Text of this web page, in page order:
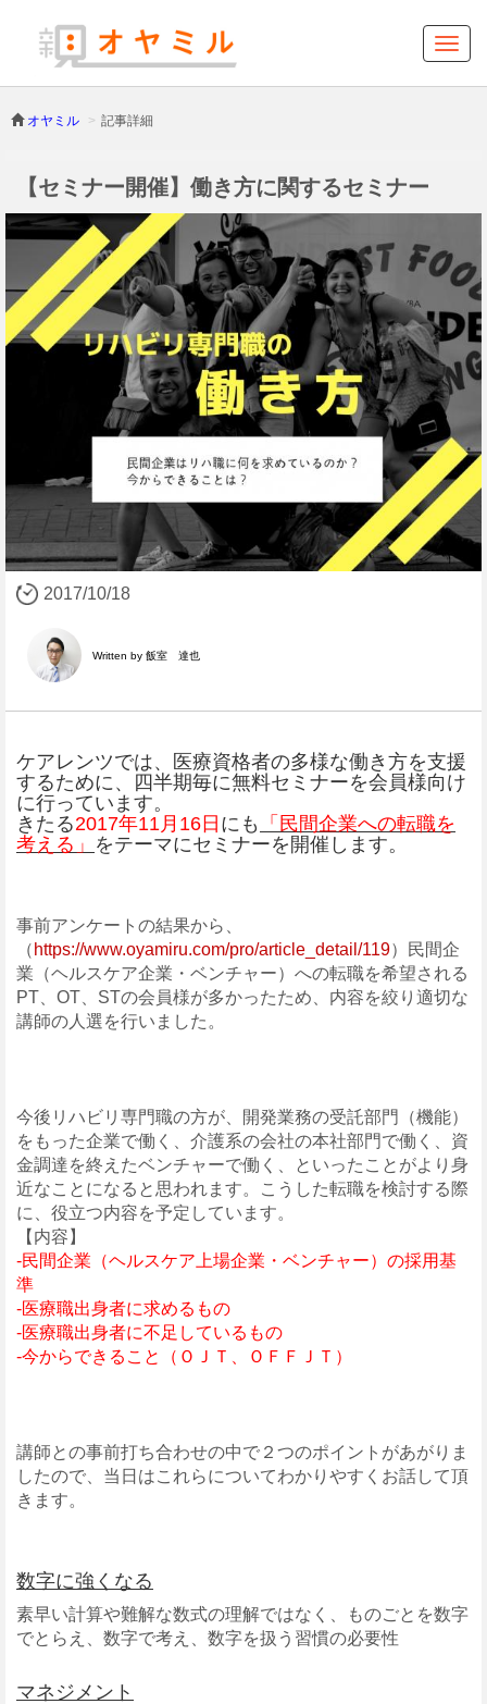
オヤミル 記事詳細
【セミナー開催】働き方に関するセミナー
2017/10/18
Written by 飯室 達也
ケアレンツでは、医療資格者の多様な働き方を支援
するために、四半期毎に無料セミナーを会員様向け
に行っています。
きたる2017年11月16日 にも
「民間企業への転職を
考える」 をテーマにセミナーを開催します。
事前アンケートの結果から、
（ https://www.oyamiru.com/pro/article_detail/119）民間企
業（ヘルスケア企業・ベンチャー）への転職を希望される
PT、OT、STの会員様が多かったため、内容を絞り適切な
講師の人選を行いました。
今後リハビリ専門職の方が、開発業務の受託部門（機能）
をもった企業で働く、介護系の会社の本社部門で働く、資
金調達を終えたベンチャーで働く、といったことがより身
近なことになると思われます。こうした転職を検討する際
に、役立つ内容を予定しています。
【内容】
-民間企業（ヘルスケア上場企業・ベンチャー）の採用基
準
-医療職出身者に求めるもの
-医療職出身者に不足しているもの
-今からできること（ＯＪＴ、ＯＦＦＪＴ）
講師との事前打ち合わせの中で２つのポイントがあがりま
したので、当日はこれらについてわかりやすくお話して頂
きます。
数字に強くなる
素早い計算や難解な数式の理解ではなく、ものごとを数字
でとらえ、数字で考え、数字を扱う習慣の必要性
マネジメント